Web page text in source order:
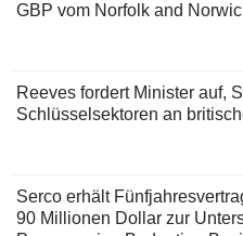
GBP vom Norfolk and
Reeves fordert Minister auf,
Schlüsselsektoren an
Serco erhält
90 Millionen Dollar zur